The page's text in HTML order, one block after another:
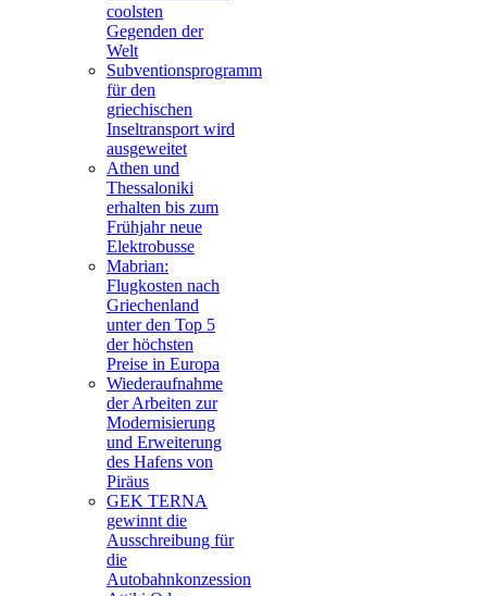
coolsten
Gegenden der
Welt
Subventionsprogramm
für den
griechischen
Inseltransport wird
ausgeweitet
Athen und
Thessaloniki
erhalten bis zum
Frühjahr neue
Elektrobusse
Mabrian:
Flugkosten nach
Griechenland
unter den Top 5
der höchsten
Preise in Europa
Wiederaufnahme
der Arbeiten zur
Modernisierung
und Erweiterung
des Hafens von
Piräus
GEK TERNA
gewinnt die
Ausschreibung für
die
Autobahnkonzession